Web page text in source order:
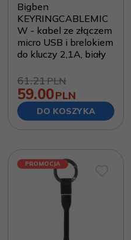
Bigben
KEYRINGCABLEMIC
W - kabel ze złączem
micro USB i brelokiem
do kluczy 2,1A, biały
61.21PLN
59.00PLN
DO KOSZYKA
PROMOCJA